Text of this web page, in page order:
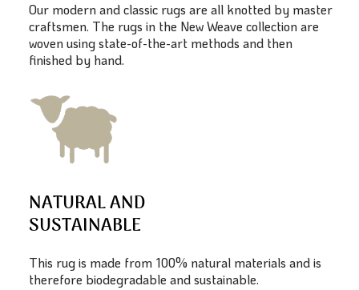
Our modern and classic rugs are all knotted by master
craftsmen. The rugs in the New Weave collection are
woven using state-of-the-art methods and then
finished by hand.
NATURAL AND
SUSTAINABLE
This rug is made from 100% natural materials and is
therefore biodegradable and sustainable.